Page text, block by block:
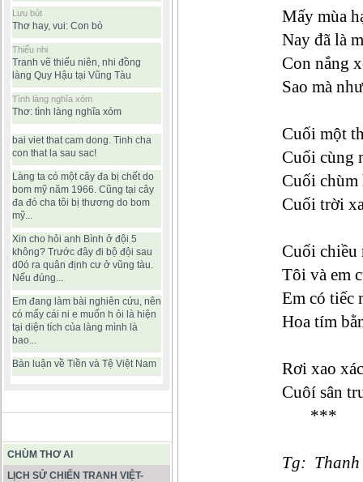
Lưu bút
Thơ hay, vui: Con bò
Thiếu nhi
Tranh vẽ thiếu niên, nhi đồng
làng Quy Hậu tại Vũng Tàu
Tình làng nghĩa xóm
Thơ: tình làng nghĩa xóm
bai viet that cam dong. Tinh cha
con that la sau sac!
Làng ta có một cây đa bị chết do
bom mỹ năm 1966. Cũng tại cây
đa đó cha tôi bị thương do bom
mỹ...
Xin cho hỏi anh Bình ở đội 5
không? Trước đây đi bộ đội sau
d0ó ra quân định cư ở vũng tàu.
Nếu đúng...
Em đang làm bài nghiên cứu, nên
có mấy cái ni e muốn h ỏi là hiện
tại diện tích của làng mình là
bao...
Bàn luận về Tiền và Tệ Việt Nam
CHÙM THƠ AI
LỊCH SỬ CHIẾN TRANH VIỆT-
Mấy mùa
Nay đã là
Con nắng
Sao mà
Cuối một
Cuối cùng
Cuối chùm
Cuối trời
Cuối chiều
Tôi và em
Em có tiếc
Hoa tím
Rơi xao
Cuôí sân
***
Tg: Thanh